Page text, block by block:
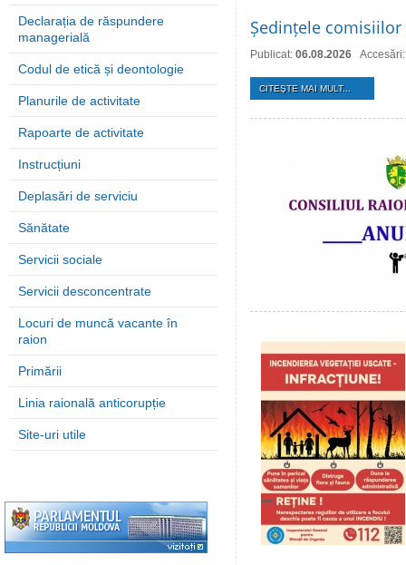
Declarația de răspundere
managerială
Codul de etică și deontologie
Planurile de activitate
Rapoarte de activitate
Instrucțiuni
Deplasări de serviciu
Sănătate
Servicii sociale
Servicii desconcentrate
Locuri de muncă vacante în
raion
Primării
Linia raională anticorupție
Site-uri utile
Ședințele
Publicat: 06.08.2026
CITEŞTE MAI MULT...